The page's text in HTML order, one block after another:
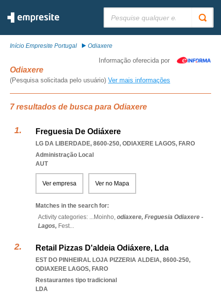
Início Empresite Portugal Odiaxere
Informação oferecida por
Odiaxere
(Pesquisa solicitada pelo usuário) Ver mais informações
7 resultados de busca para Odiaxere
Freguesia De Odiáxere
LG DA LIBERDADE, 8600-250, ODIAXERE LAGOS, FARO
Administração Local
AUT
Ver empresa Ver no Mapa
Matches in the search for:
Activity categories: ...Moinho, odiaxere, Freguesia Odiaxere -
Lagos, Fest...
Retail Pizzas D'aldeia Odiáxere, Lda
EST DO PINHEIRAL LOJA PIZZERIA ALDEIA, 8600-250,
ODIAXERE LAGOS, FARO
Restaurantes tipo tradicional
LDA